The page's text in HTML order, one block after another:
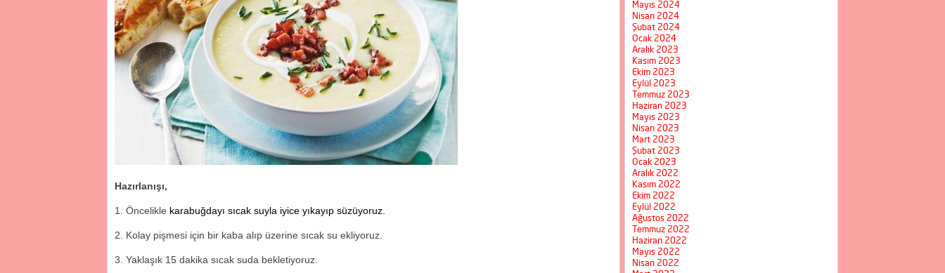
Hazırlanışı,
Öncelikle karabuğdayı sıcak suyla iyice yıkayıp süzüyoruz.
Kolay pişmesi için bir kaba alıp üzerine sıcak su ekliyoruz.
Yaklaşık 15 dakika sıcak suda bekletiyoruz.
Mayıs 2024
Nisan 2024
Şubat 2024
Ocak 2024
Aralık 2023
Kasım 2023
Ekim 2023
Eylül 2023
Temmuz 2023
Haziran 2023
Mayıs 2023
Nisan 2023
Mart 2023
Şubat 2023
Ocak 2023
Aralık 2022
Kasım 2022
Ekim 2022
Eylül 2022
Ağustos 2022
Temmuz 2022
Haziran 2022
Mayıs 2022
Nisan 2022